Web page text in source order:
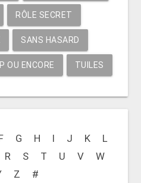
RÔLE SECRET
SANS HASARD
OU ENCORE TUILES
G H I J K
L
R S T U V
W
Z #